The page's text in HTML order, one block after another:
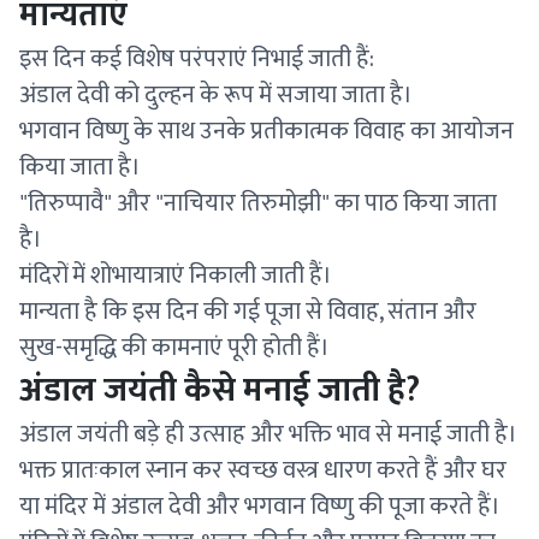
मान्यताएं
इस दिन कई विशेष परंपराएं निभाई जाती हैं:
अंडाल देवी को दुल्हन के रूप में सजाया जाता है।
भगवान विष्णु के साथ उनके प्रतीकात्मक विवाह का आयोजन
किया जाता है।
"तिरुप्पावै" और "नाचियार तिरुमोझी" का पाठ किया जाता
है।
मंदिरों में शोभायात्राएं निकाली जाती हैं।
मान्यता है कि इस दिन की गई पूजा से विवाह, संतान और
सुख-समृद्धि की कामनाएं पूरी होती हैं।
अंडाल जयंती कैसे मनाई जाती है?
अंडाल जयंती बड़े ही उत्साह और भक्ति भाव से मनाई जाती है।
भक्त प्रातःकाल स्नान कर स्वच्छ वस्त्र धारण करते हैं और घर
या मंदिर में अंडाल देवी और भगवान विष्णु की पूजा करते हैं।